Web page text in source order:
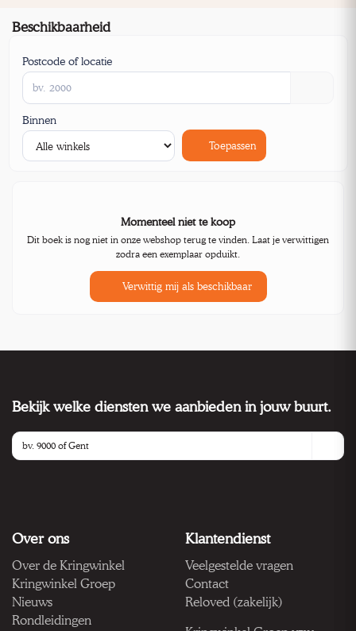
Beschikbaarheid
Postcode of locatie
Binnen
Toepassen
Momenteel niet te koop
Dit boek is nog niet in onze webshop terug te vinden. Laat je verwittigen
zodra een exemplaar opduikt.
Verwittig mij als beschikbaar
Bekijk welke diensten we aanbieden in jouw buurt.
Over ons
Over de Kringwinkel
Kringwinkel Groep
Nieuws
Rondleidingen
Klantendienst
Veelgestelde vragen
Contact
Reloved (zakelijk)